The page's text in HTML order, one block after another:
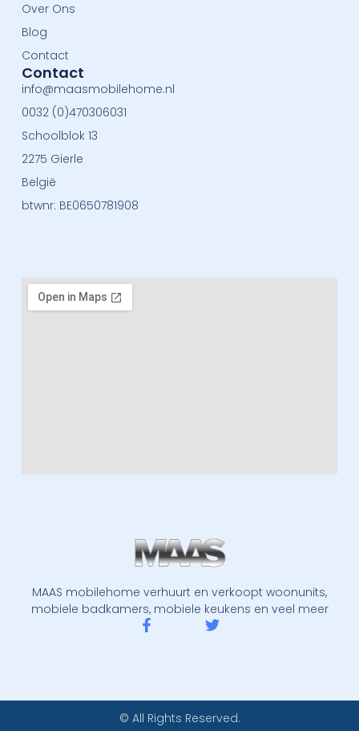
MAAS mobilehome verhuurt en verkoopt woonunits,
mobiele badkamers, mobiele keukens en veel meer
Over Ons
Blog
Contact
Contact
info@maasmobilehome.nl
0032 (0)470306031
Schoolblok 13
2275 Gierle
België
btwnr: BE0650781908
© All Rights Reserved.